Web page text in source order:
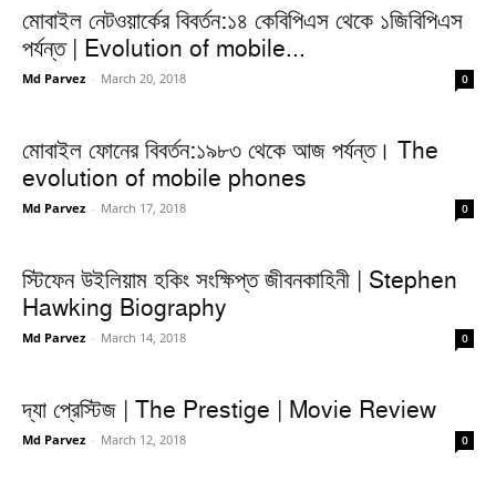
মোবাইল নেটওয়ার্কের বিবর্তন:১৪ কেবিপিএস থেকে ১জিবিপিএস
পর্যন্ত | Evolution of mobile...
Md Parvez - March 20, 2018 0
মোবাইল ফোনের বিবর্তন:১৯৮৩ থেকে আজ পর্যন্ত। The
evolution of mobile phones
Md Parvez - March 17, 2018 0
স্টিফেন উইলিয়াম হকিং সংক্ষিপ্ত জীবনকাহিনী | Stephen
Hawking Biography
Md Parvez - March 14, 2018 0
দ্যা প্রেস্টিজ | The Prestige | Movie Review
Md Parvez - March 12, 2018 0